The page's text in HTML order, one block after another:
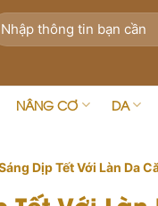
NÂNG CƠ DA
Dịp Tết Với Làn Da